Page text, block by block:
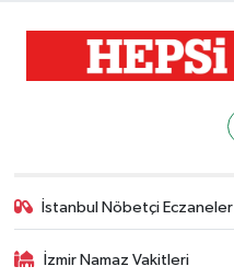
İstanbul Nöbetçi Eczaneler
İzmir Namaz Vakitleri